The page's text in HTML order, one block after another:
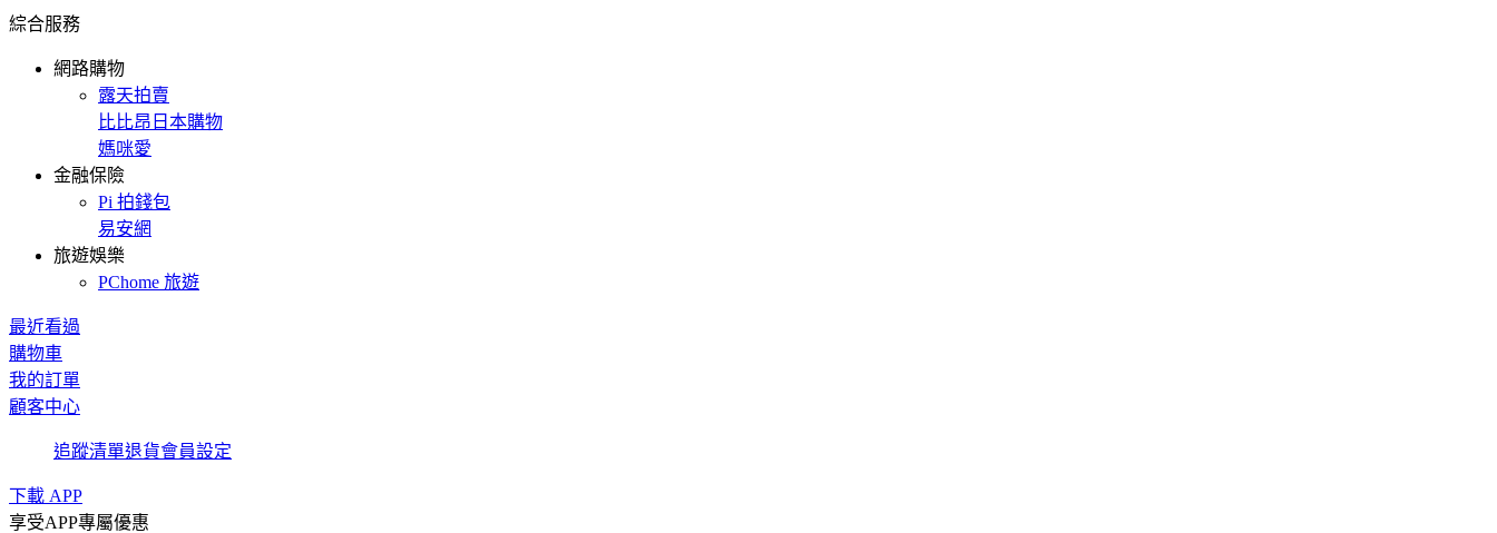
綜合服務
網路購物
露天拍賣
比比昂日本購物
媽咪愛
金融保險
Pi 拍錢包
易安網
旅遊娛樂
PChome 旅遊
最近看過
購物車
我的訂單
顧客中心
追蹤清單退貨會員設定
下載 APP
享受APP專屬優惠